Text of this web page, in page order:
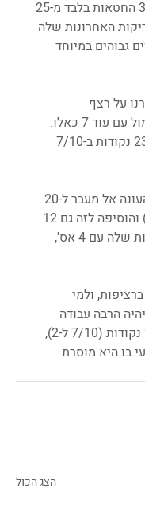
ירושלים קלעה את כל 9 הזריקות האחרונות שלה
גבוהים במיוחד
על רצף
האסיסטים שלה עשתה זאת גם אתמול עם עוד 7 כאלו.
רב' ו-4 אס'. זהו משחק רביעי ברציפות שלה עם 4 אס',
ולמי
הרבה עבודה
בקיץ לעדכן את הרישומים שלה. 22 נקודות (7/10 ל-2),
בו היא מוסרת
הצג הכול